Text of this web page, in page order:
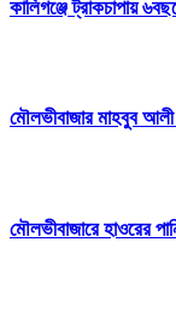
কালিগঞ্জে ট্রাকচাপায়
মৌলভীবাজার মাহবুব আলী
মৌলভীবাজারে হাওরের